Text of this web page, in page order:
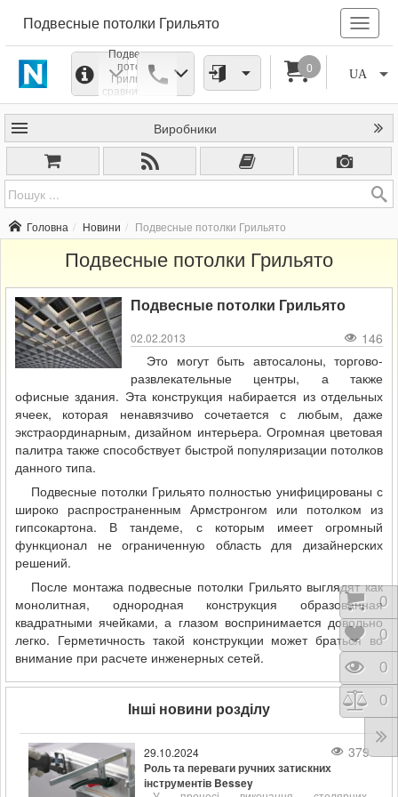
Подвесные потолки Грильято
Подвесные
потолки
Грильято -
сравнительно
новая
разновидность
потолков. Они
задумывались,
в первую
очередь, для
помещений,
потолками.
UA
0
Виробники
Головна Новини Подвесные потолки Грильято
Подвесные потолки Грильято
Подвесные потолки Грильято
02.02.2013
146
Это могут быть автосалоны, торгово-
развлекательные центры, а также
офисные здания. Эта конструкция набирается из отдельных
ячеек, которая ненавязчиво сочетается с любым, даже
экстраординарным, дизайном интерьера. Огромная цветовая
палитра также способствует быстрой популяризации потолков
данного типа.
Подвесные потолки Грильято полностью унифицированы с
широко распространенным Армстронгом или потолком из
гипсокартона. В тандеме, с которым имеет огромный
функционал не ограниченную область для дизайнерских
решений.
После монтажа подвесные потолки Грильято выглядят как
монолитная, однородная конструкция образованная
квадратными ячейками, а глазом воспринимается довольно
легко. Герметичность такой конструкции может браться во
внимание при расчете инженерных сетей.
Інші новини розділу
29.10.2024 379
Роль та переваги ручних затискних
інструментів Bessey
0
0
0
0